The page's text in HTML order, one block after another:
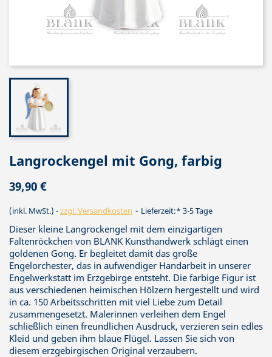
Langrockengel mit Gong, farbig
39,90 €
(inkl. MwSt.) zzgl. Versandkosten Lieferzeit:* 3-5 Tage
Dieser kleine Langrockengel mit dem einzigartigen
Faltenröckchen von BLANK Kunsthandwerk schlägt einen
goldenen Gong. Er begleitet damit das große
Engelorchester, das in aufwendiger Handarbeit in unserer
Engelwerkstatt im Erzgebirge entsteht. Die farbige Figur ist
aus verschiedenen heimischen Hölzern hergestellt und wird
in ca. 150 Arbeitsschritten mit viel Liebe zum Detail
zusammengesetzt. Malerinnen verleihen dem Engel
schließlich einen freundlichen Ausdruck, verzieren sein edles
Kleid und geben ihm blaue Flügel. Lassen Sie sich von
diesem erzgebirgischen Original verzaubern.